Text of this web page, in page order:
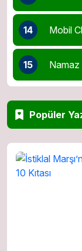
14 Mobil
15 Namaz
Popüler